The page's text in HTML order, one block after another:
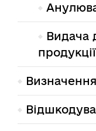
Видача
продукції